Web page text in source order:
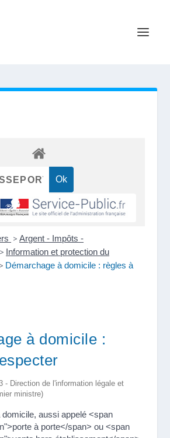
> Argent - Impôts -
> Information et protection du
> Démarchage à domicile : règles à
à domicile :
- Direction de l'information légale et
ministre)
aussi appelé <span
à porte</span> ou <span